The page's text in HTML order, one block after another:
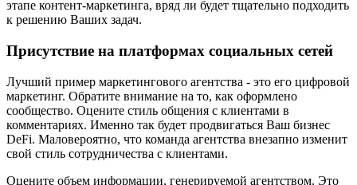
этапе контент-маркетинга, вряд ли будет тщательно подходить
к решению Ваших задач.
Присутствие на платформах социальных сетей
Лучший пример маркетингового агентства - это его цифровой
маркетинг. Обратите внимание на то, как оформлено
сообщество. Оцените стиль общения с клиентами в
комментариях. Именно так будет продвигаться Ваш бизнес
DeFi. Маловероятно, что команда агентства внезапно изменит
свой стиль сотрудничества с клиентами.
Оцените объем информации, генерируемой агентством. Это